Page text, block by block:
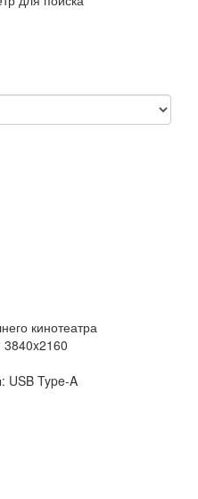
кинотеатра
3840x2160
USB Type-A